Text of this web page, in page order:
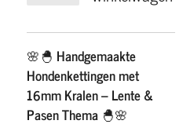
🌸🐣 Handgemaakte
Hondenkettingen met
16mm Kralen – Lente &
Pasen Thema 🐣🌸